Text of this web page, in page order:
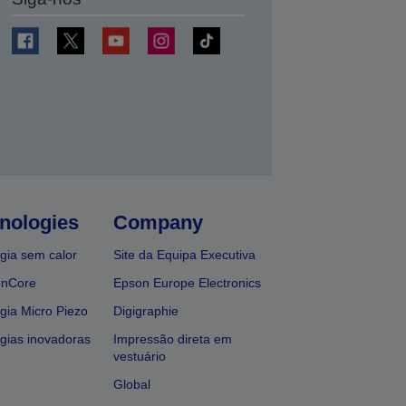
sem calor
Micro Piezo
inovadoras
Company
Site da Equipa Executiva
Epson Europe Electronics
Digigraphie
Impressão direta em
vestuário
Global